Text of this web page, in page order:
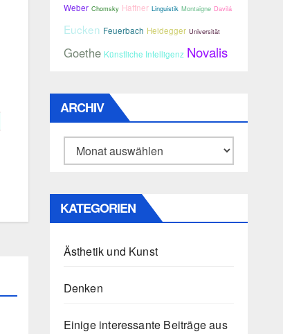
Weber Chomsky Haffner Linguistik Montaigne Davilá
Eucken Feuerbach Heidegger Universität
Goethe Künstliche Intelligenz Novalis
ARCHIV
Archiv
KATEGORIEN
Ästhetik und Kunst
Denken
Einige interessante Beiträge aus